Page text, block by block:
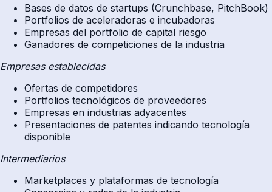
Bases de datos de startups (Crunchbase, PitchBook)
Portfolios de aceleradoras e incubadoras
Empresas del portfolio de capital riesgo
Ganadores de competiciones de la industria
Empresas establecidas
Ofertas de competidores
Portfolios tecnológicos de proveedores
Empresas en industrias adyacentes
Presentaciones de patentes indicando tecnología
disponible
Intermediarios
Marketplaces y plataformas de tecnología